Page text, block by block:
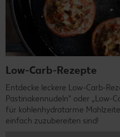
Low-Carb-Rezepte
Entdecke leckere Low-Carb-
Pastinakennudeln" oder „Low-
für kohlenhydratarme
einfach zuzubereiten sind!